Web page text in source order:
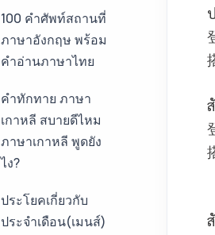
150฿
บริการรับแปลภาษา
ทั่วไทย ราคาเริ่มต้น
150฿
100 คำศัพท์สถานที่
ภาษาอังกฤษ พร้อม
คำอ่านภาษาไทย
คำทักทาย ภาษา
เกาหลี สบายดีไหม
ภาษาเกาหลี พูดยัง
ไง?
ประโยคเกี่ยวกับ
ประจำเดือน(เมนส์)